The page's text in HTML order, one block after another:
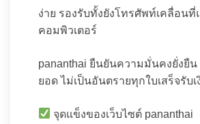
ง่าย รองรับทั้งยังโทรศัพท์เคลื่อนที่
คอมพิวเตอร์
pananthai ยืนยันความมั่นคงยั่งยืน
ยอด ไม่เป็นอันตรายทุกใบเสร็จรับเ
จุดแข็งของเว็บไซต์ pananthai